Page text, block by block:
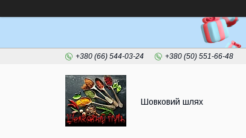
+380 (66) 544-03-24 +380 (50) 551-66-48
Шовковий шлях